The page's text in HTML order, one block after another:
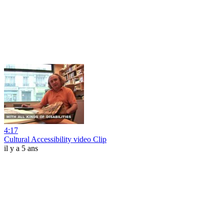
4:17
Cultural Accessibility video Clip
il y a 5 ans